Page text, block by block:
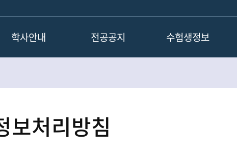
학사안내
이수체계도
이수학점(일반과정)
전공공지
전공공지사항
취업정보게시판
자료실
수험생정보
전공 취업률
보처리방침